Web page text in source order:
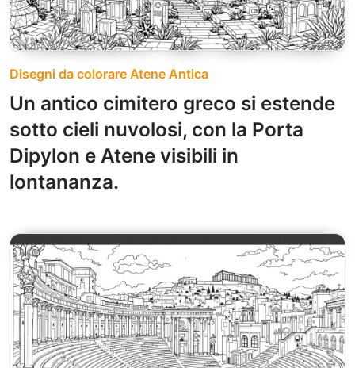
Disegni da colorare Atene Antica
Un antico cimitero greco si estende
sotto cieli nuvolosi, con la Porta
Dipylon e Atene visibili in
lontananza.